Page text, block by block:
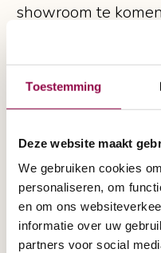
Toestemming
Deze website maakt
We gebruiken cookies
personaliseren, om
en om ons
informatie over uw
partners voor social
showroom te
Met de Sterling
verkeer. Bij de
uitgebreid kennis
elite.
Volledig
elite